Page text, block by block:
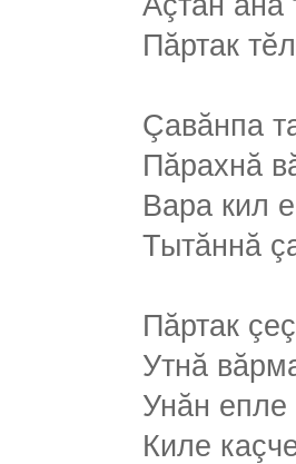
Пăртак
Çавăнпа
Пăрахнă
Вара кил
Тытăннă
Пăртак
Утнă
Унăн епле
Киле